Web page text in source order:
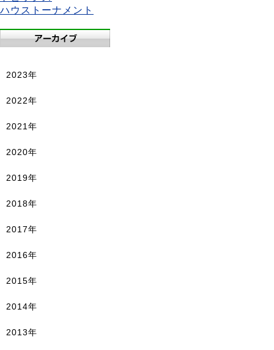
ハウストーナメント
2023年
2022年
2021年
2020年
2019年
2018年
2017年
2016年
2015年
2014年
2013年